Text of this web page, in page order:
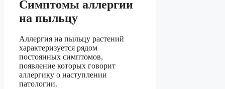
Симптомы аллергии
на пыльцу
Аллергия на пыльцу растений
характеризуется рядом
постоянных симптомов,
появление которых говорит
аллергику о наступлении
патологии.